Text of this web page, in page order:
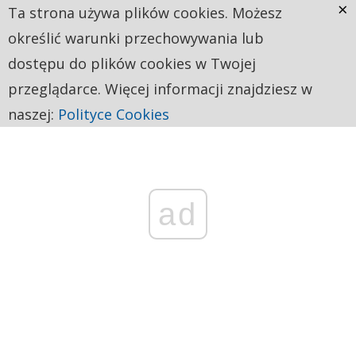
ad
Ta strona używa plików cookies. Możesz
określić warunki przechowywania lub
dostępu do plików cookies w Twojej
przeglądarce. Więcej informacji znajdziesz w
naszej: Polityce Cookies
×